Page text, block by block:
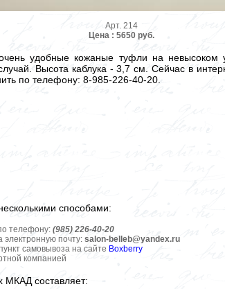
Арт. 214
Цена : 5650 руб.
удобные кожаные туфли на невысоком
Высота каблука - 3,7 см. Сейчас в
по телефону: 8-985-226-40-20.
способами:
телефону: (985) 226-40-20
электронную почту: salon-belleb@yandex.ru
самовывоза на сайте Boxberry
компанией
МКАД составляет: